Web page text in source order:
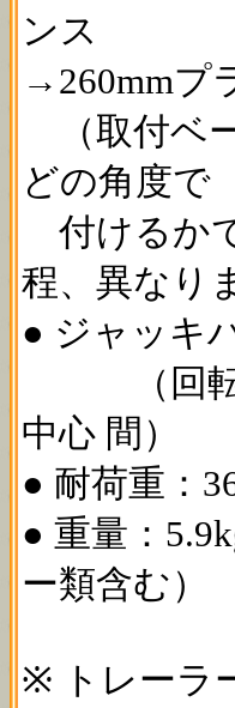
ンス
→260mmプ
（取付ベ
どの角度で
付けるか
程、異なり
● ジャッキ
（回転中
中心 間）
● 耐荷重：
● 重量：
ー類含む）
※ トレーラ